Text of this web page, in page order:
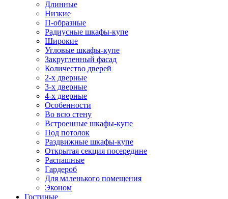
Длинные
Низкие
П-образные
Радиусные шкафы-купе
Широкие
Угловые шкафы-купе
Закругленный фасад
Количество дверей
2-х дверные
3-х дверные
4-х дверные
Особенности
Во всю стену
Встроенные шкафы-купе
Под потолок
Раздвижные шкафы-купе
Открытая секция посередине
Распашные
Гардероб
Для маленького помещения
Эконом
Гостиные